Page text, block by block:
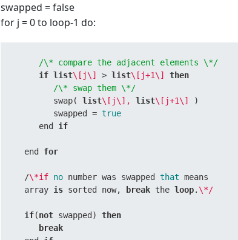
swapped = false
for j = 0 to loop-1 do:
/\* compare the adjacent elements \*/
if list\[j\] > list\[j+1\]
then
/\* swap them \*/
        swap(
list\[j\], list\[j+1\]
)
        swapped =
true
     end
if
  end
for
  /
\*if no number was swapped that means
  array
is sorted now, break the loop. \*/
if(not swapped) then
break